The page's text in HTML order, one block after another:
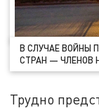
В СЛУЧАЕ ВОЙНЫ
СТРАН — ЧЛЕНОВ
Трудно